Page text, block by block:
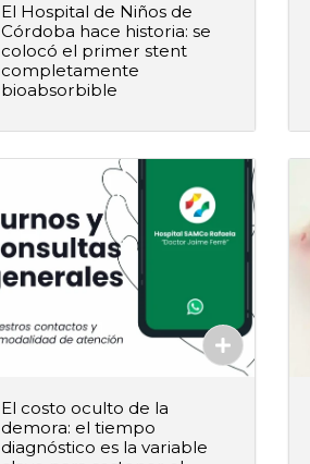
– +
Agregar al pedido
El Hospital de Niños de
Córdoba hace historia: se
colocó el primer stent
completamente
bioabsorbible
El costo oculto de la
demora: el tiempo
diagnóstico es la variable